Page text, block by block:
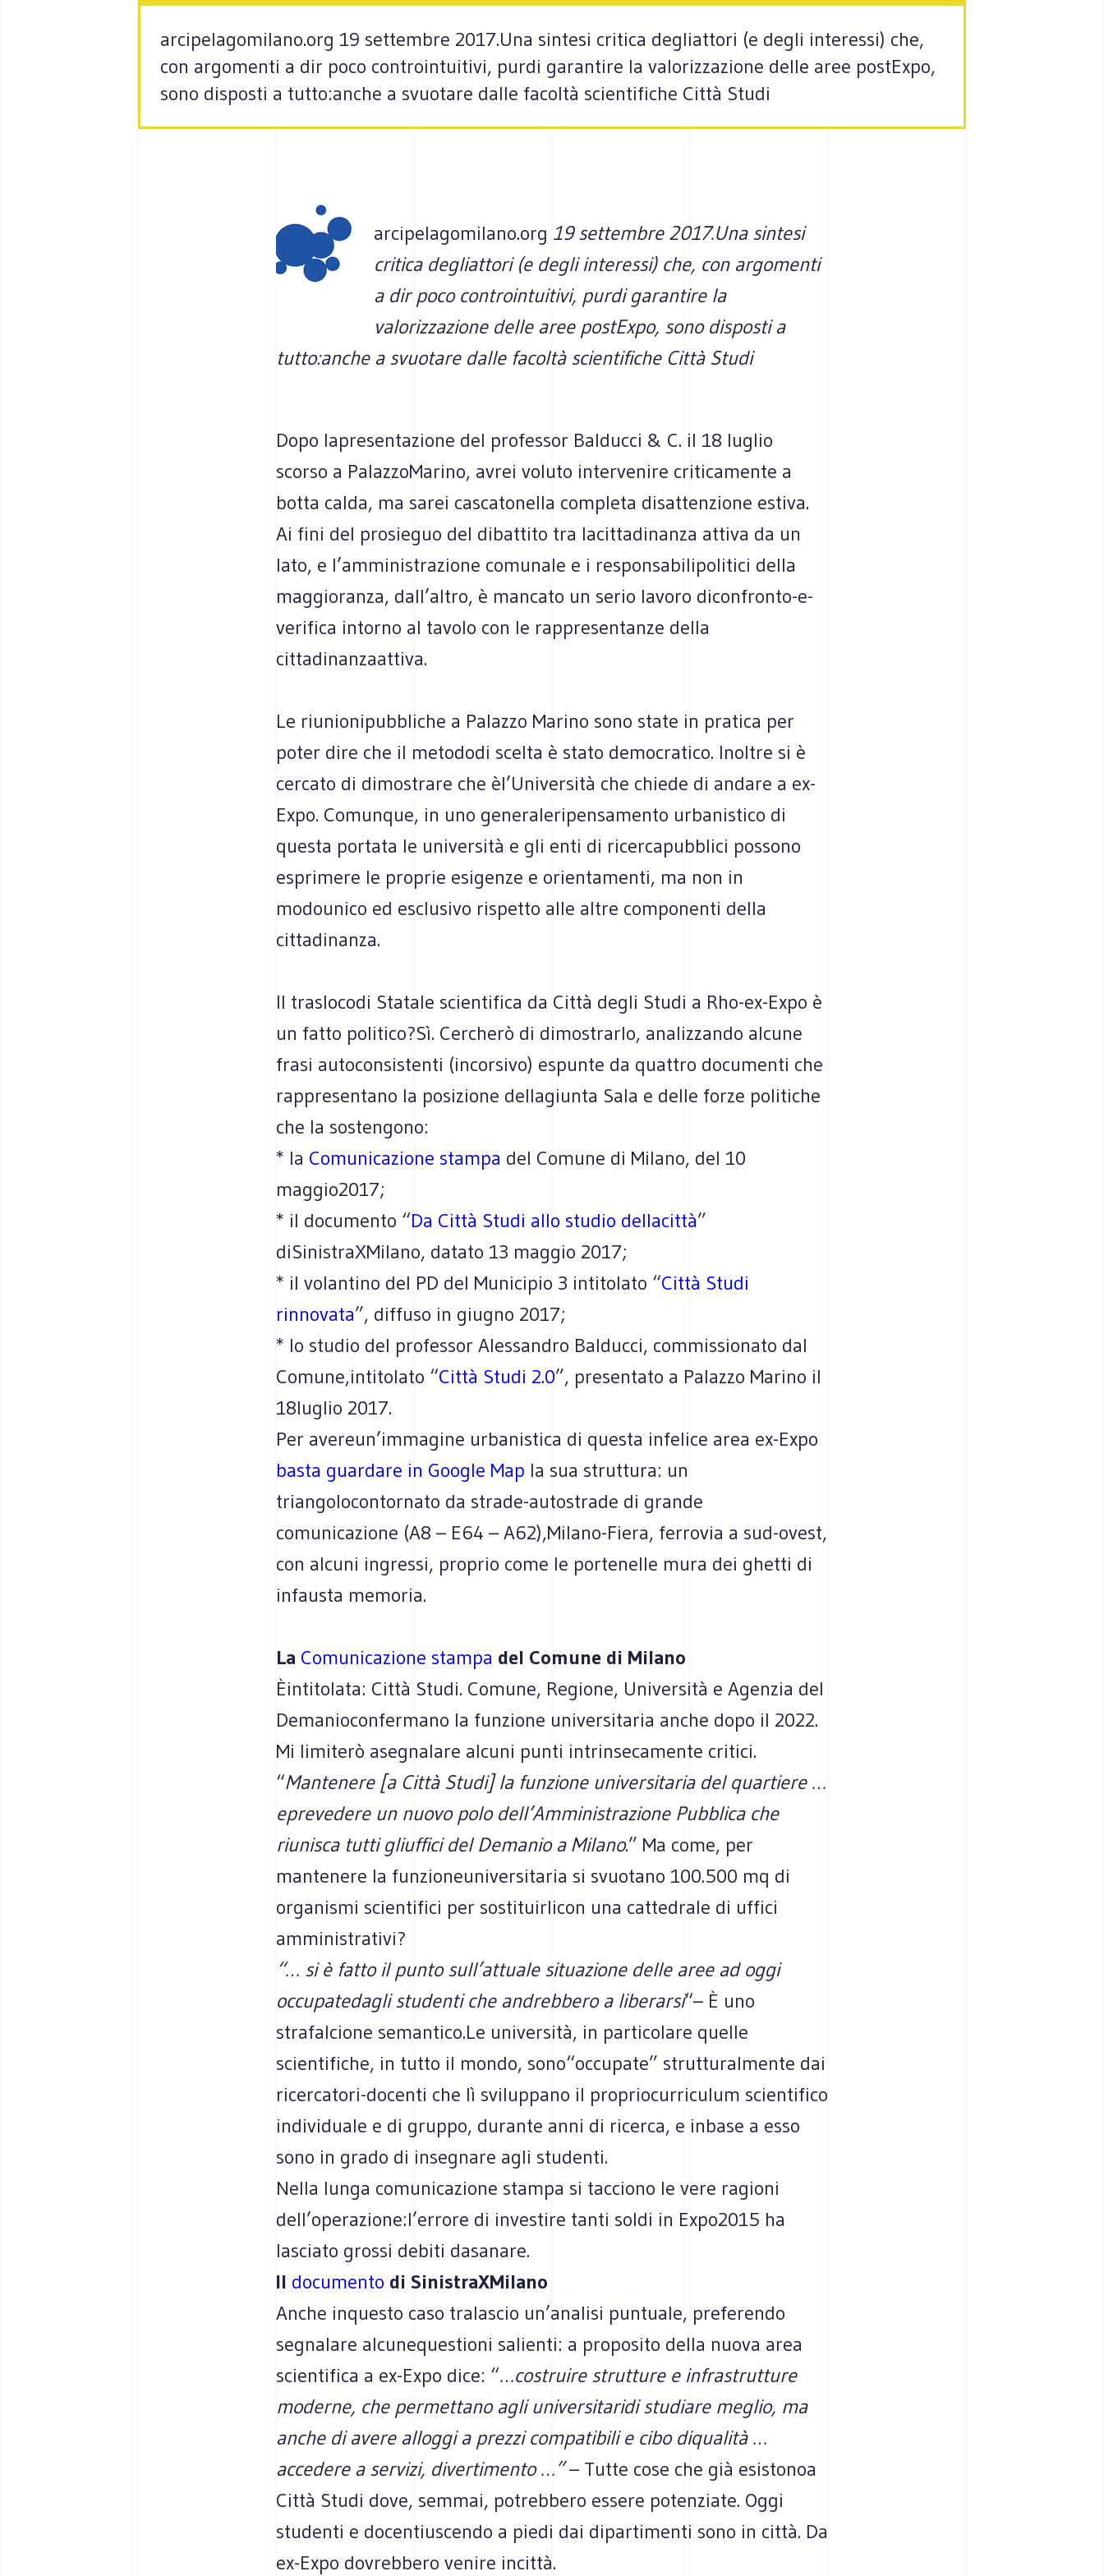
arcipelagomilano.org 19 settembre 2017.Una sintesi critica degliattori (e degli interessi) che,
con argomenti a dir poco controintuitivi, purdi garantire la valorizzazione delle aree postExpo,
sono disposti a tutto:anche a svuotare dalle facoltà scientifiche Città Studi
arcipelagomilano.org 19 settembre 2017.Una sintesi
critica degliattori (e degli interessi) che, con argomenti
a dir poco controintuitivi, purdi garantire la
valorizzazione delle aree postExpo, sono disposti a
tutto:anche a svuotare dalle facoltà scientifiche Città Studi
Dopo lapresentazione del professor Balducci & C. il 18 luglio
scorso a PalazzoMarino, avrei voluto intervenire criticamente a
botta calda, ma sarei cascatonella completa disattenzione estiva.
Ai fini del prosieguo del dibattito tra lacittadinanza attiva da un
lato, e l’amministrazione comunale e i responsabilipolitici della
maggioranza, dall’altro, è mancato un serio lavoro diconfronto-e-
verifica intorno al tavolo con le rappresentanze della
cittadinanzaattiva.
Le riunionipubbliche a Palazzo Marino sono state in pratica per
poter dire che il metododi scelta è stato democratico. Inoltre si è
cercato di dimostrare che èl’Università che chiede di andare a ex-
Expo. Comunque, in uno generaleripensamento urbanistico di
questa portata le università e gli enti di ricercapubblici possono
esprimere le proprie esigenze e orientamenti, ma non in
modounico ed esclusivo rispetto alle altre componenti della
cittadinanza.
Il traslocodi Statale scientifica da Città degli Studi a Rho-ex-Expo è
un fatto politico?Sì. Cercherò di dimostrarlo, analizzando alcune
frasi autoconsistenti (incorsivo) espunte da quattro documenti che
rappresentano la posizione dellagiunta Sala e delle forze politiche
che la sostengono:
* la Comunicazione stampa del Comune di Milano, del 10
maggio2017;
* il documento “Da Città Studi allo studio dellacittà”
diSinistraXMilano, datato 13 maggio 2017;
* il volantino del PD del Municipio 3 intitolato “Città Studi
rinnovata”, diffuso in giugno 2017;
* lo studio del professor Alessandro Balducci, commissionato dal
Comune,intitolato “Città Studi 2.0”, presentato a Palazzo Marino il
18luglio 2017.
Per avereun’immagine urbanistica di questa infelice area ex-Expo
basta guardare in Google Map la sua struttura: un
triangolocontornato da strade-autostrade di grande
comunicazione (A8 – E64 – A62),Milano-Fiera, ferrovia a sud-ovest,
con alcuni ingressi, proprio come le portenelle mura dei ghetti di
infausta memoria.
La Comunicazione stampa del Comune di Milano
Èintitolata: Città Studi. Comune, Regione, Università e Agenzia del
Demanioconfermano la funzione universitaria anche dopo il 2022.
Mi limiterò asegnalare alcuni punti intrinsecamente critici.
“Mantenere [a Città Studi] la funzione universitaria del quartiere …
eprevedere un nuovo polo dell’Amministrazione Pubblica che
riunisca tutti gliuffici del Demanio a Milano.” Ma come, per
mantenere la funzioneuniversitaria si svuotano 100.500 mq di
organismi scientifici per sostituirlicon una cattedrale di uffici
amministrativi?
“… si è fatto il punto sull’attuale situazione delle aree ad oggi
occupatedagli studenti che andrebbero a liberarsi“– È uno
strafalcione semantico.Le università, in particolare quelle
scientifiche, in tutto il mondo, sono“occupate” strutturalmente dai
ricercatori-docenti che lì sviluppano il propriocurriculum scientifico
individuale e di gruppo, durante anni di ricerca, e inbase a esso
sono in grado di insegnare agli studenti.
Nella lunga comunicazione stampa si tacciono le vere ragioni
dell’operazione:l’errore di investire tanti soldi in Expo2015 ha
lasciato grossi debiti dasanare.
Il documento di SinistraXMilano
Anche inquesto caso tralascio un’analisi puntuale, preferendo
segnalare alcunequestioni salienti: a proposito della nuova area
scientifica a ex-Expo dice: “…costruire strutture e infrastrutture
moderne, che permettano agli universitaridi studiare meglio, ma
anche di avere alloggi a prezzi compatibili e cibo diqualità …
accedere a servizi, divertimento …”– Tutte cose che già esistonoa
Città Studi dove, semmai, potrebbero essere potenziate. Oggi
studenti e docentiuscendo a piedi dai dipartimenti sono in città. Da
ex-Expo dovrebbero venire incittà.